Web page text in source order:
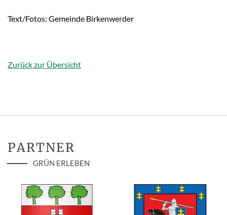
Text/Fotos: Gemeinde Birkenwerder
Zurück zur Übersicht
PARTNER
GRÜN ERLEBEN